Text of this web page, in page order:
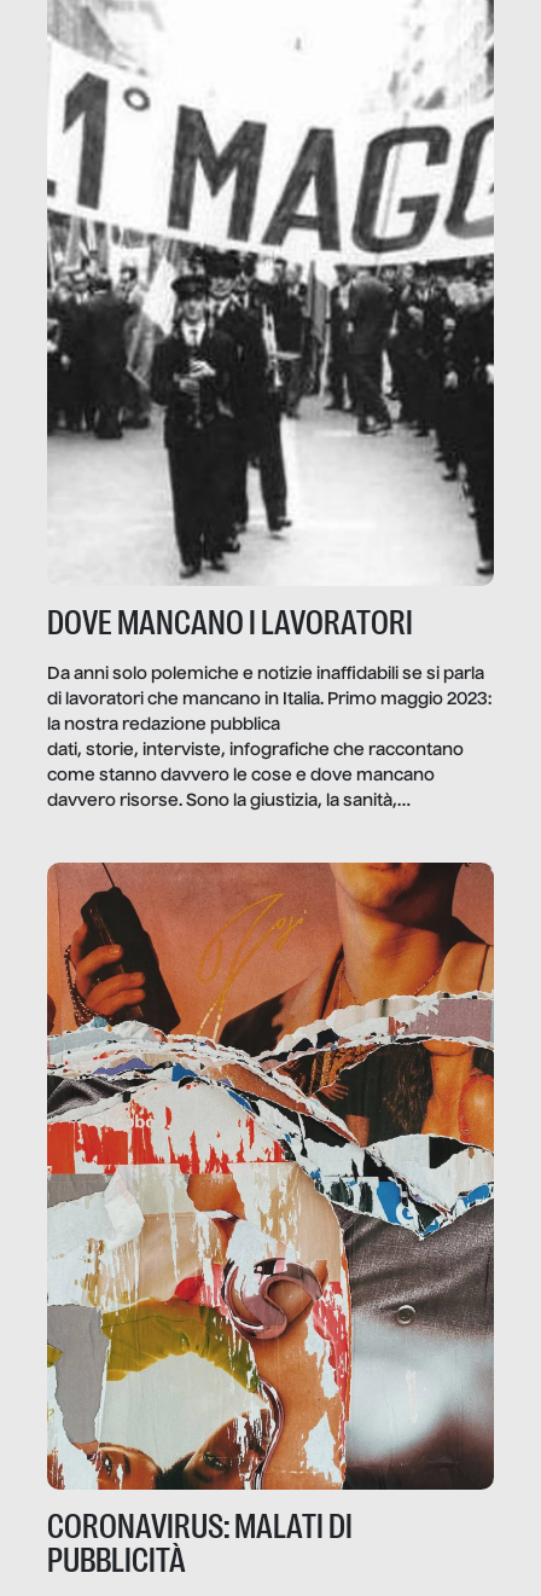
DOVE MANCANO I LAVORATORI
Da anni solo polemiche e notizie inaffidabili se si parla
di lavoratori che mancano in Italia. Primo maggio 2023:
la nostra redazione pubblica
dati, storie, interviste, infografiche che raccontano
come stanno davvero le cose e dove mancano
davvero risorse. Sono la giustizia, la sanità,
CORONAVIRUS: MALATI DI
PUBBLICITÀ